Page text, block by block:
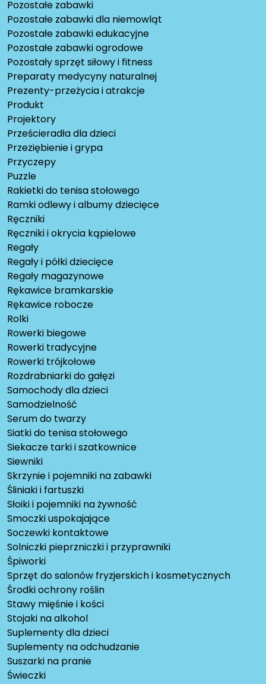
Pozostałe zabawki
Pozostałe zabawki dla niemowląt
Pozostałe zabawki edukacyjne
Pozostałe zabawki ogrodowe
Pozostały sprzęt siłowy i fitness
Preparaty medycyny naturalnej
Prezenty-przeżycia i atrakcje
Produkt
Projektory
Prześcieradła dla dzieci
Przeziębienie i grypa
Przyczepy
Puzzle
Rakietki do tenisa stołowego
Ramki odlewy i albumy dziecięce
Ręczniki
Ręczniki i okrycia kąpielowe
Regały
Regały i półki dziecięce
Regały magazynowe
Rękawice bramkarskie
Rękawice robocze
Rolki
Rowerki biegowe
Rowerki tradycyjne
Rowerki trójkołowe
Rozdrabniarki do gałęzi
Samochody dla dzieci
Samodzielność
Serum do twarzy
Siatki do tenisa stołowego
Siekacze tarki i szatkownice
Siewniki
Skrzynie i pojemniki na zabawki
Śliniaki i fartuszki
Słoiki i pojemniki na żywność
Smoczki uspokajające
Soczewki kontaktowe
Solniczki pieprzniczki i przyprawniki
Śpiworki
Sprzęt do salonów fryzjerskich i kosmetycznych
Środki ochrony roślin
Stawy mięśnie i kości
Stojaki na alkohol
Suplementy dla dzieci
Suplementy na odchudzanie
Suszarki na pranie
Świeczki